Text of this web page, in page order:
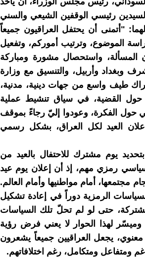
رئيسي الوقفين الشيعي والسني
"أتمنى أن يحتفل العراقيون جميعاً
الموضوع، وترتيب أموركم، وتفعيل
المسألة، واستحصال مشورة ومباركة
وبغداد وأربيل، والتنسيق مع وزارة
طيف واسع من جهات دينية، مدنية،
حول القضية، في سياق تنشيط عملية
الفكرة، وعودوا إليّ رجاءً بموقف
العيد لكل العراق، بشكل رسمي
يوم مشترك للاحتفال بالعيد من
سياسي رمزي مهم، إذ أن إعلان يوم عيد
أمام مواطنيها وأمام العالم.
الرمزية دوراً في إعادة تشكيل
حتى لو لم تحلّ تلك السياسات
لهذا الحوار لا يعني فرض رؤية
معنوي، يجعل العراقيين جميعاً يشعرون
ومتفاعل ومتكامل، رغم اختلافاتهم.